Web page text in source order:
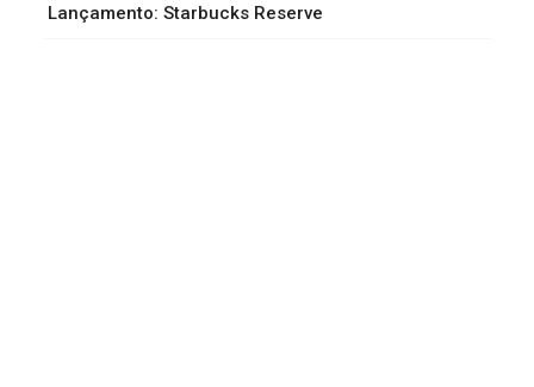
Lançamento: Starbucks Reserve